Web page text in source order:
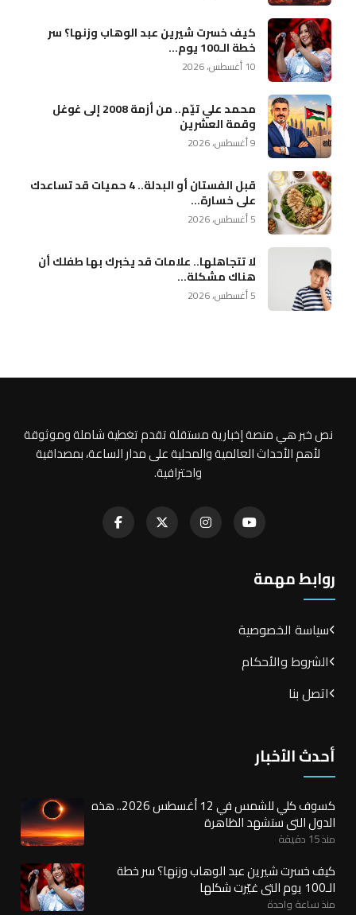
كيف خسرت شيرين عبد الوهاب وزنها؟ سر
خطة الـ100 يوم...
10 أغسطس، 2026
محمد علي تيّم.. من أزمة 2008 إلى غوغل
وقمة العشرين
9 أغسطس، 2026
قبل الفستان أو البدلة.. 4 حميات قد تساعدك
على خسارة...
5 أغسطس، 2026
لا تتجاهلها.. علامات قد يخبرك بها طفلك أن
هناك مشكلة...
5 أغسطس، 2026
نص خبر هي منصة إخبارية مستقلة تقدم تغطية شاملة وموثوقة
لأهم الأحداث العالمية والمحلية على مدار الساعة، بمصداقية
واحترافية.
روابط مهمة
سياسة الخصوصية
الشروط والأحكام
اتصل بنا
أحدث الأخبار
كسوف كلي للشمس في 12 أغسطس 2026.. هذه
الدول التي ستشهد الظاهرة
منذ 15 دقيقة
كيف خسرت شيرين عبد الوهاب وزنها؟ سر خطة
الـ100 يوم التي غيّرت شكلها
منذ ساعة واحدة